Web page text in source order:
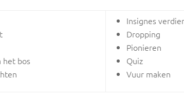
het bos
Insignes
Dropping
Pionieren
Quiz
Vuur maken